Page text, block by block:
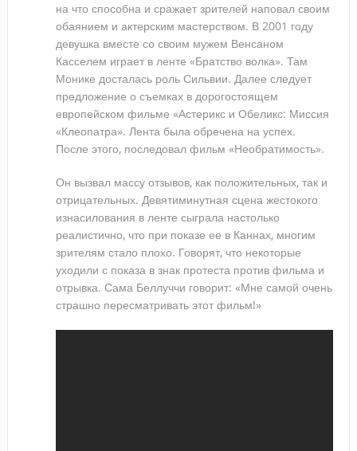
на что способна и сражает зрителей наповал своим
обаянием и актерским мастерством. В 2001 году
девушка вместе со своим мужем Венсаном
Касселем играет в ленте «Братство волка». Там
Монике досталась роль Сильвии. Далее следует
предложение о съемках в дорогостоящем
европейском фильме «Астерикс и Обеликс: Миссия
«Клеопатра». Лента была обречена на успех.
После этого, последовал фильм «Необратимость».
Он вызвал массу отзывов, как положительных, так и
отрицательных. Девятиминутная сцена жестокого
изнасилования в ленте сыграла настолько
реалистично, что при показе ее в Каннах, многим
зрителям стало плохо. Говорят, что некоторые
уходили с показа в знак протеста против фильма и
отрывка. Сама Беллуччи говорит: «Мне самой очень
страшно пересматривать этот фильм!»